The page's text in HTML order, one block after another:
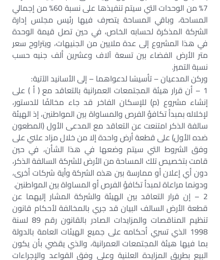
7% من الوحدات التي سيتم تنفيذها على نسبة 60% من إجمالي
المساحة، وباقي المساحة يتصرف فيها رئيس مجلس إدارة
الشركة المذكرة لحسابه الخاص، في حين تصل قيمة الوحدة
في هذا المشروع إلى عدة ملايين من الجنيهات، ويتراوح سعر
متر الأرض الفضاء بين تسعة آلاف وعشرين ألف جنيه حسب
نسبة التميز.
وركن المدعيان – تأسيسًا لدعواهما – إلى الأسانيد الآتية:
1 – أن قرار هيئة المجتمعات العمرانية بالتعاقد مع ( أ ) على
إنشاء مشروع (م) للإسكان الفاخر قد جاء مخالفًا للدستور،
لإخلاله بمبدأ تكافؤ الفرص والمساواة بين المواطنين، إذ الهيئة
سالفة الذكر امتنعت عن التعاقد مع المدعى الأول (المطعون
ضده الأول) على قطعة أرض واحدة إلا من خلال مزاد علني على
وفق الشروط التي سيتم وضعها في هذا الشأن، في حين
قامت بتخصيص تلك المساحة من الأرض للشركة السالفة الذكر،
دون أي إعلان أو ممارسة بين هذه الشركة وأية شركات أخرى،
ودونما مراعاة لمبدأ تكافؤ الفرص أو المساواة بين المواطنين.
2 – إن قرار التعاقد بين الهيئة والشركة المشار إليهما عن
قطعة الأرض السالف البيان قد جري بالمخالفة لأحكام قانون
تنظيم المناقصات والمزايدات الصادر بالقانون رقم 89 لسنة
1998 الذي تسري أحكامه على جميع الهيئات العامة بالدولة
بما فيها هيئة المجتمعات العمرانية، والذي يقضي بأن يكون
البيع بطريق المزايدة العلنية وعلى وفق القواعد والإجراءات